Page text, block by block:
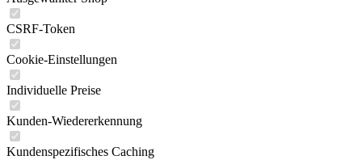
CSRF-Token
Cookie-Einstellungen
Individuelle Preise
Kunden-Wiedererkennung
Kundenspezifisches Caching